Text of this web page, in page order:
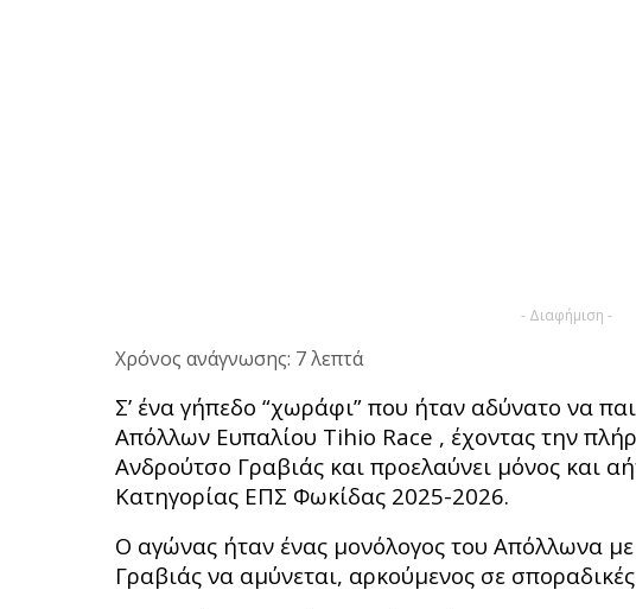
- Διαφήμιση -
Χρόνος ανάγνωσης: 7 λεπτά
Σ’ ένα γήπεδο “χωράφι” που ήταν αδύνατο να
Απόλλων Ευπαλίου Tihio Race , έχοντας την
Ανδρούτσο Γραβιάς και προελαύνει μόνος και
Κατηγορίας ΕΠΣ Φωκίδας 2025-2026.
Ο αγώνας ήταν ένας μονόλογος του Απόλλωνα
Γραβιάς να αμύνεται, αρκούμενος σε